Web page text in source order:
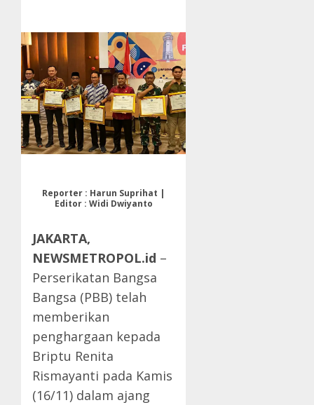
Reporter : Harun Suprihat |
Editor : Widi Dwiyanto
JAKARTA,
NEWSMETROPOL.id –
Perserikatan Bangsa
Bangsa (PBB) telah
memberikan
penghargaan kepada
Briptu Renita
Rismayanti pada Kamis
(16/11) dalam ajang